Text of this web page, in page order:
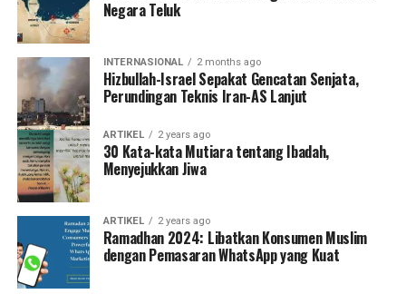
Negara Teluk
INTERNASIONAL 2 months ago
Hizbullah-Israel Sepakat Gencatan Senjata,
Perundingan Teknis Iran-AS Lanjut
ARTIKEL 2 years ago
30 Kata-kata Mutiara tentang Ibadah,
Menyejukkan Jiwa
ARTIKEL 2 years ago
Ramadhan 2024: Libatkan Konsumen Muslim
dengan Pemasaran WhatsApp yang Kuat